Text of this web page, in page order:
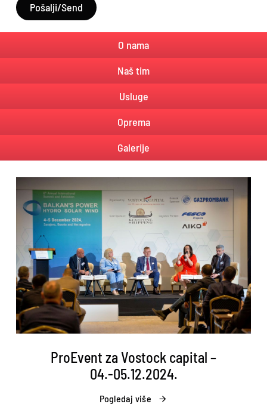
Pošalji/Send
O nama
Naš tim
Usluge
Oprema
Galerije
ProEvent za Vostock capital –
04.-05.12.2024.
Pogledaj više